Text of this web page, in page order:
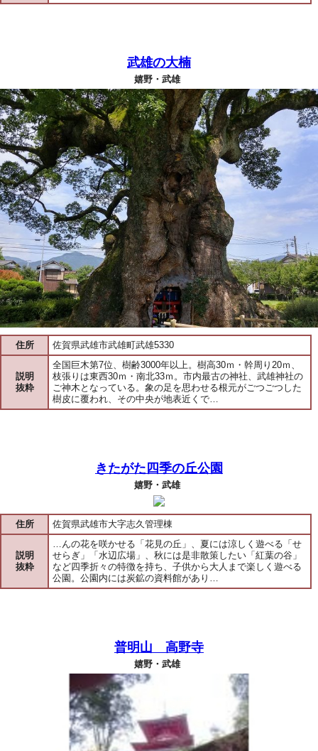
武雄の大楠
嬉野・武雄
住所 佐賀県武雄市武雄町武雄5330
説明
抜粋
全国巨木第7位、樹齢3000年以上。樹高30ｍ・幹周り20ｍ、
枝張りは東西30ｍ・南北33ｍ。市内最古の神社、武雄神社の
ご神木となっている。象の足を思わせる根元がごつごつした
樹皮に覆われ、その中央が地表近くで…
きたがた四季の丘公園
嬉野・武雄
住所 佐賀県武雄市大字志久管理棟
説明
抜粋
…んの花を咲かせる「花見の丘」、夏には涼しく遊べる「せ
せらぎ」「水辺広場」、秋には是非散策したい「紅葉の谷」
など四季折々の特徴を持ち、子供から大人まで楽しく遊べる
公園。公園内には炭鉱の資料館があり…
普明山 高野寺
嬉野・武雄